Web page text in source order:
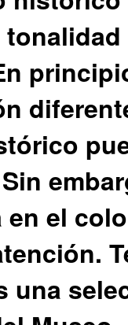
el
una